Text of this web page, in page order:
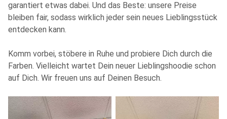
garantiert etwas dabei. Und das Beste: unsere Preise
bleiben fair, sodass wirklich jeder sein neues Lieblingsstück
entdecken kann.
Komm vorbei, stöbere in Ruhe und probiere Dich durch die
Farben. Vielleicht wartet Dein neuer Lieblingshoodie schon
auf Dich. Wir freuen uns auf Deinen Besuch.